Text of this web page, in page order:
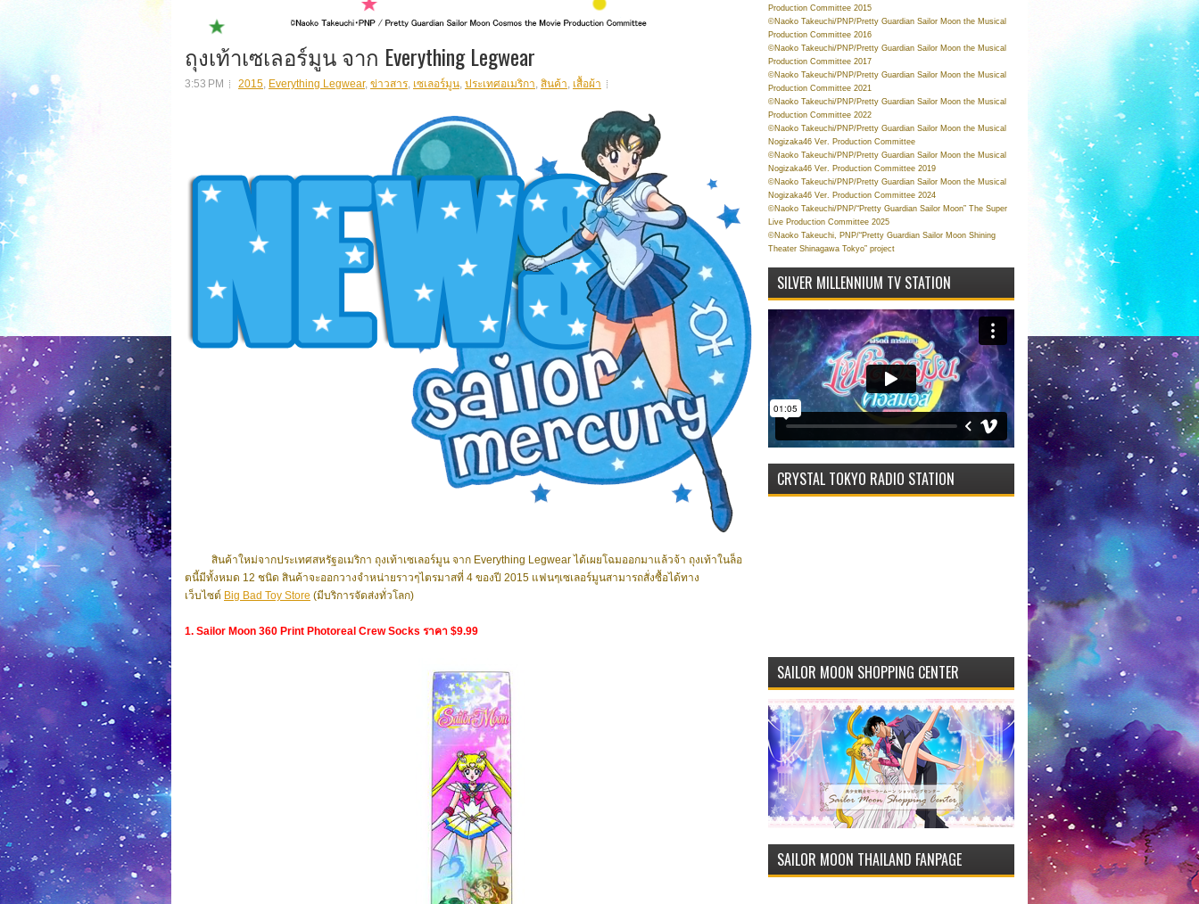
ถุงเท้าเซเลอร์มูน จาก Everything Legwear
3:53 PM 2015, Everything Legwear, ข่าวสาร, เซเลอร์มูน, ประเทศอเมริกา, สินค้า, เสื้อผ้า
สินค้าใหม่จากประเทศสหรัฐอเมริกา ถุงเท้าเซเลอร์มูน จาก Everything Legwear ได้เผยโฉมออกมาแล้วจ้า ถุงเท้าในล็อ
ตนี้มีทั้งหมด 12 ชนิด สินค้าจะออกวางจำหน่ายราวๆไตรมาสที่ 4 ของปี 2015 แฟนๆเซเลอร์มูนสามารถสั่งซื้อได้ทาง
เว็บไซต์ Big Bad Toy Store (มีบริการจัดส่งทั่วโลก)
1. Sailor Moon 360 Print Photoreal Crew Socks ราคา $9.99
Production Committee 2015
©Naoko Takeuchi/PNP/Pretty Guardian Sailor Moon the Musical
Production Committee 2016
©Naoko Takeuchi/PNP/Pretty Guardian Sailor Moon the Musical
Production Committee 2017
©Naoko Takeuchi/PNP/Pretty Guardian Sailor Moon the Musical
Production Committee 2021
©Naoko Takeuchi/PNP/Pretty Guardian Sailor Moon the Musical
Production Committee 2022
©Naoko Takeuchi/PNP/Pretty Guardian Sailor Moon the Musical
Nogizaka46 Ver. Production Committee
©Naoko Takeuchi/PNP/Pretty Guardian Sailor Moon the Musical
Nogizaka46 Ver. Production Committee 2019
©Naoko Takeuchi/PNP/Pretty Guardian Sailor Moon the Musical
Nogizaka46 Ver. Production Committee 2024
©Naoko Takeuchi/PNP/“Pretty Guardian Sailor Moon” The Super
Live Production Committee 2025
©Naoko Takeuchi, PNP/“Pretty Guardian Sailor Moon Shining
Theater Shinagawa Tokyo” project
SILVER MILLENNIUM TV STATION
CRYSTAL TOKYO RADIO STATION
SAILOR MOON SHOPPING CENTER
SAILOR MOON THAILAND FANPAGE